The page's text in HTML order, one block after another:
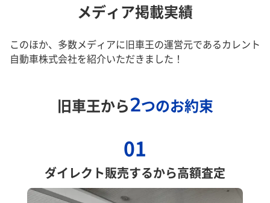
メディア掲載実績
このほか、多数メディアに旧車王の運営元であるカレント
自動車株式会社を紹介いただきました！
旧車王から2つのお約束
01
ダイレクト販売するから高額査定